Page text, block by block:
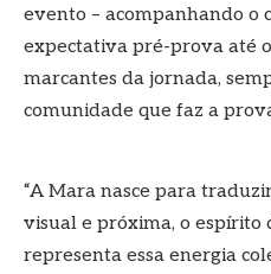
evento – acompanhando o
expectativa pré-prova até
marcantes da jornada,
comunidade que faz a
“A Mara nasce para
visual e próxima, o espírito
representa essa energia